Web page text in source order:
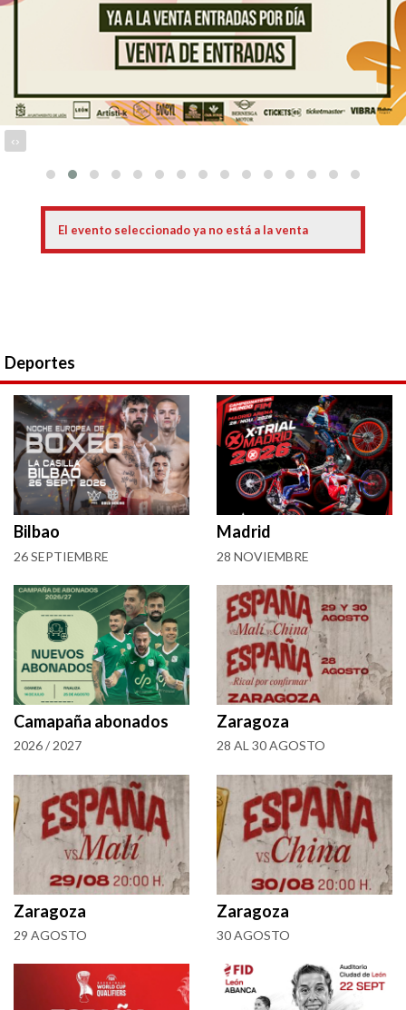
‹›
El evento seleccionado ya no está a la venta
Deportes
Bilbao
26 SEPTIEMBRE
Madrid
28 NOVIEMBRE
Camapaña abonados
2026 / 2027
Zaragoza
28 AL 30 AGOSTO
Zaragoza
29 AGOSTO
Zaragoza
30 AGOSTO